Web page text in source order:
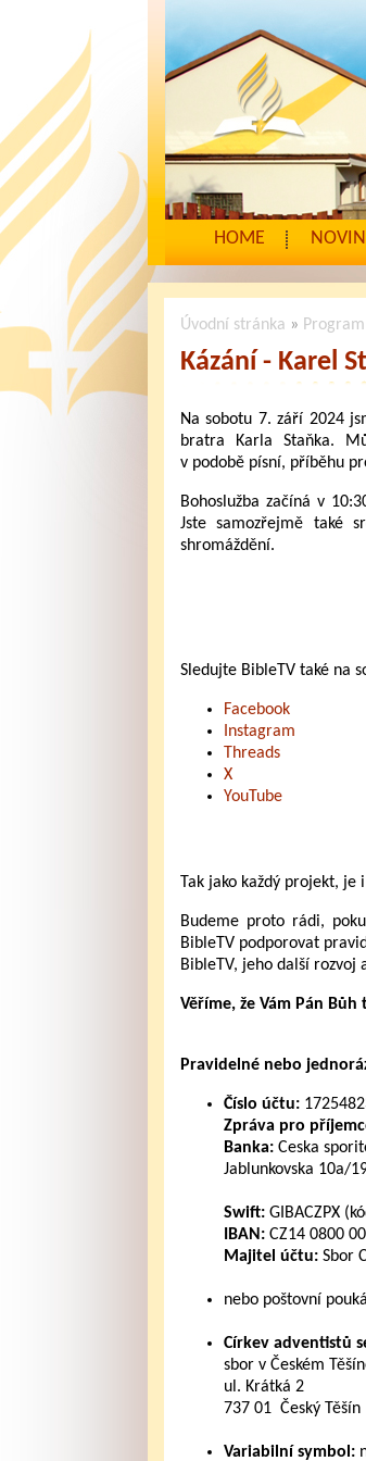
HOME
Úvodní stránka » Program
Kázání - Karel
Na sobotu 7. září 2024
bratra Karla Staňka.
v podobě písní, příběhu
Bohoslužba začíná v
Jste samozřejmě také
shromáždění.
Sledujte BibleTV také na
Facebook
Instagram
Threads
X
YouTube
Tak jako každý projekt, je
Budeme proto rádi,
BibleTV podporovat
BibleTV, jeho další rozvoj
Věříme, že Vám Pán
Pravidelné nebo
Číslo účtu:
Zpráva pro
Banka:Ceska
Jablunkovska 10a/
Swift:GIBACZPX
IBAN:CZ14 0800
Majitel účtu:Sbor
nebo poštovní
Církev adventistů
sbor v Českém
ul. Krátká 2
737 01 Český Těšín
Variabilní symbol: